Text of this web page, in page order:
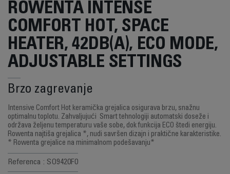
ROWENTA INTENSE
COMFORT HOT, SPACE
HEATER, 42DB(A), ECO MODE,
ADJUSTABLE SETTINGS
Brzo zagrevanje
Intensive Comfort Hot keramička grejalica osigurava brzu, snažnu
optimalnu toplotu. Zahvaljujući Smart tehnologiji automatski doseže i
održava željenu temperaturu vaše sobe, dok funkcija ECO štedi energiju.
Rowenta najtiša grejalica *, nudi savršen dizajn i praktične karakteristike.
* Rowenta grejalice na minimalnom podešavanju*
Referenca : SO9420F0